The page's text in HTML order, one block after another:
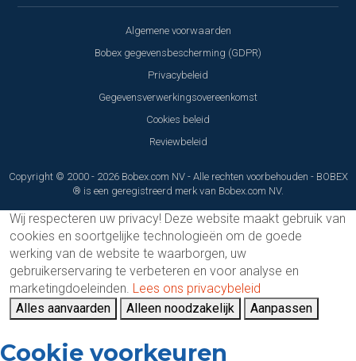
Algemene voorwaarden
Bobex gegevensbescherming (GDPR)
Privacybeleid
Gegevensverwerkingsovereenkomst
Cookies beleid
Reviewbeleid
Copyright © 2000 - 2026 Bobex.com NV - Alle rechten voorbehouden - BOBEX
® is een geregistreerd merk van Bobex.com NV.
Wij respecteren uw privacy! Deze website maakt gebruik van
cookies en soortgelijke technologieën om de goede
werking van de website te waarborgen, uw
gebruikerservaring te verbeteren en voor analyse en
marketingdoeleinden. Lees ons privacybeleid
Alles aanvaarden
Alleen noodzakelijk Aanpassen
Cookie voorkeuren